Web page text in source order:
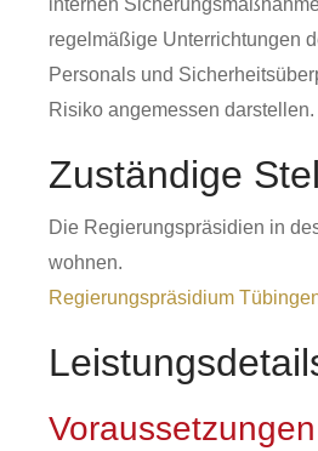
internen
regelmäßige Unterrichtungen
Personals und
Risiko angemessen darstellen.
Zuständige
Die Regierungspräsidien in
wohnen.
Regierungspräsidium
Voraussetzungen